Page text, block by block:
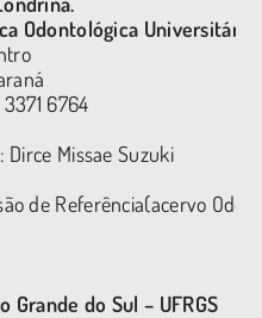
Odontológica Universitária
6764
Missae Suzuki
de Referência(acervo
Grande do Sul – UFRGS